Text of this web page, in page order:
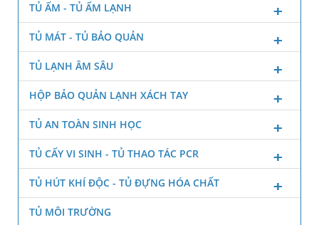
TỦ ẤM - TỦ ẤM LẠNH
TỦ MÁT - TỦ BẢO QUẢN
TỦ LẠNH ÂM SÂU
HỘP BẢO QUẢN LẠNH XÁCH TAY
TỦ AN TOÀN SINH HỌC
TỦ CẤY VI SINH - TỦ THAO TÁC PCR
TỦ HÚT KHÍ ĐỘC - TỦ ĐỰNG HÓA CHẤT
TỦ MÔI TRƯỜNG